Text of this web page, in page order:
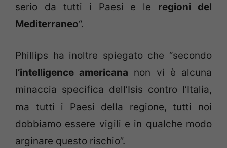
serio da tutti i Paesi e le regioni del
Mediterraneo“.
Phillips ha inoltre spiegato che “secondo
l’intelligence americana non vi è alcuna
minaccia specifica dell’Isis contro l’Italia,
ma tutti i Paesi della regione, tutti noi
dobbiamo essere vigili e in qualche modo
arginare questo rischio”.